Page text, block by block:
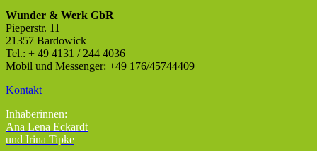
Wunder & Werk GbR
Pieperstr. 11
21357 Bardowick
Tel.: + 49 4131 / 244 4036
Mobil und Messenger: +49 176/45744409
Kontakt
Inhaberinnen:
Ana Lena Eckardt
und Irina Tipke